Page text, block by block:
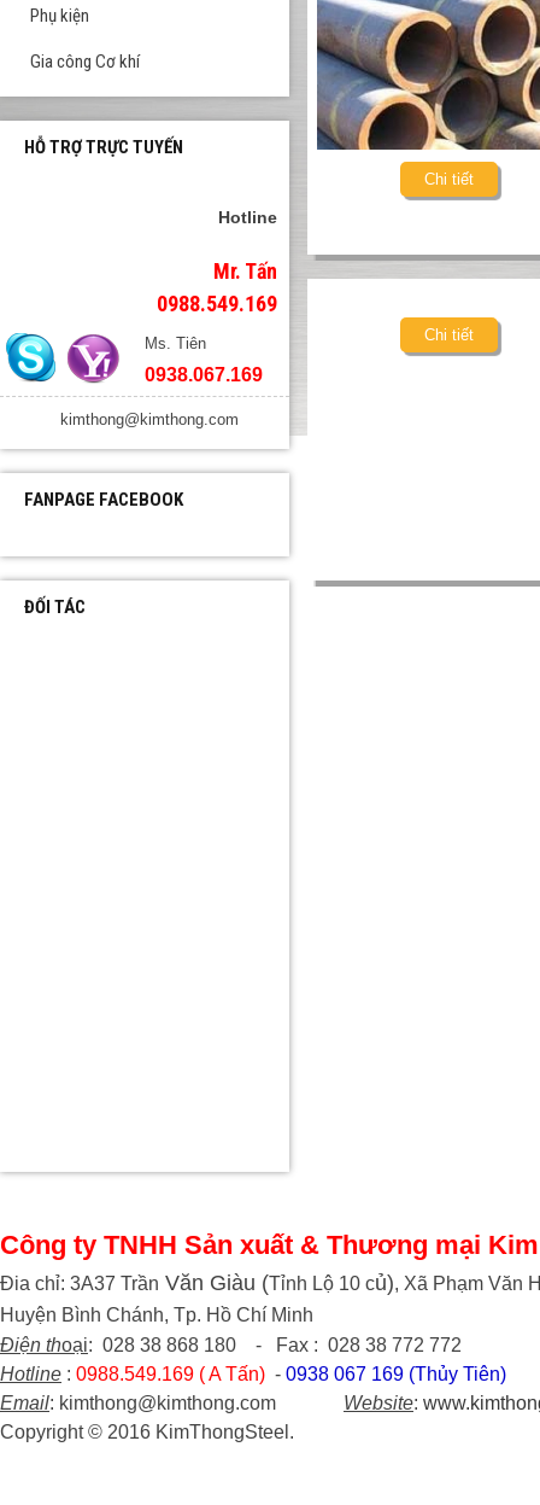
Phụ kiện
Gia công Cơ khí
HỖ TRỢ TRỰC TUYẾN
Hotline
Mr. Tấn
0988.549.169
Ms. Tiên
0938.067.169
kimthong@kimthong.com
FANPAGE FACEBOOK
ĐỐI TÁC
Chi tiết
Chi tiết
Công ty TNHH Sản xuất & Thương mại
Đia chỉ: 3A37 Trần Văn Giàu (Tỉnh Lộ 10 củ), Xã Phạm Văn
Huyện Bình Chánh, Tp. Hồ Chí Minh
Điện thoại: 028 38 868 180 - Fax : 028 38 772 772
Hotline : 0988.549.169 ( A Tấn) - 0938 067 169 (Thủy Tiên)
Email: kimthong@kimthong.com Website:
Copyright © 2016 KimThongSteel.